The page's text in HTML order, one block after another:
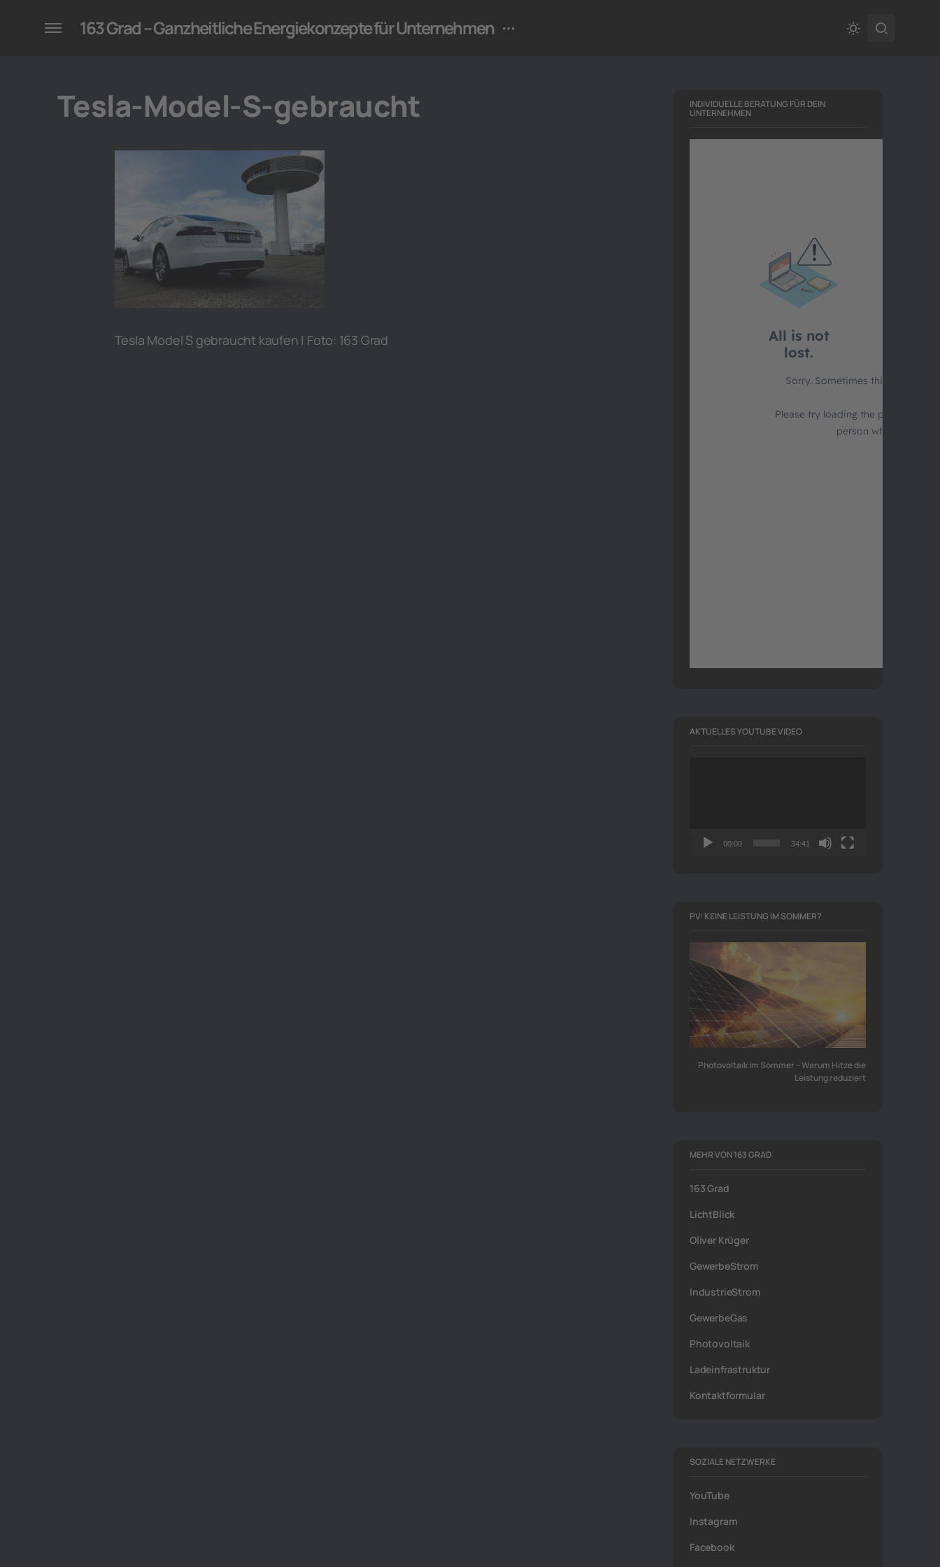
für Unternehmen
163 Grad – Ganzheitliche Energiekonzepte für Unternehmen
Tesla-Model-S-gebraucht
Tesla Model S gebraucht kaufen | Foto: 163 Grad
INDIVIDUELLE BERATUNG FÜR DEIN
UNTERNEHMEN
AKTUELLES YOUTUBE VIDEO
00:00 34:41
PV: KEINE LEISTUNG IM SOMMER?
Photovoltaik im Sommer – Warum Hitze die
Leistung reduziert
MEHR VON 163 GRAD
163 Grad
LichtBlick
Oliver Krüger
GewerbeStrom
IndustrieStrom
GewerbeGas
Photovoltaik
Ladeinfrastruktur
Kontaktformular
SOZIALE NETZWERKE
YouTube
Instagram
Facebook